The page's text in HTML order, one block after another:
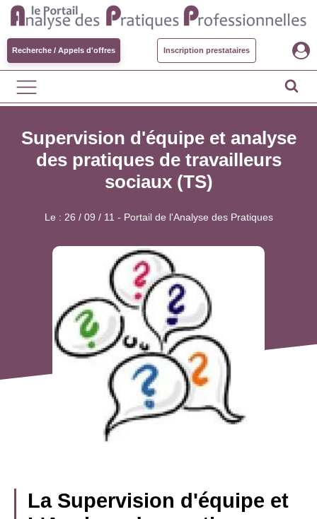
Recherche / Appels d'offres Inscription prestataires
Supervision d'équipe et analyse
des pratiques de travailleurs
sociaux (TS)
Le : 26 / 09 / 11 - Portail de l'Analyse des Pratiques
La Supervision d'équipe et